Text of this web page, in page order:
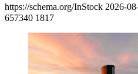
https://schema.org/InStock 2026-
657340 1817